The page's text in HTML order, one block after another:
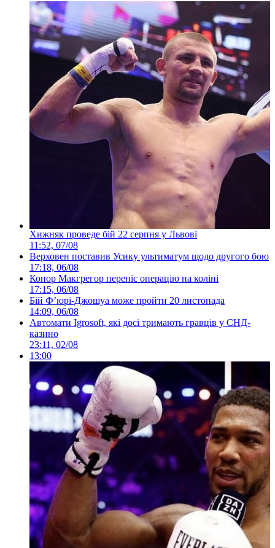
Хижняк проведе бій 22 серпня у Львові
11:52, 07/08
Верховен поставив Усику ультиматум щодо другого бою
17:18, 06/08
Конор Макгрегор переніс операцію на коліні
17:15, 06/08
Бій Ф’юрі-Джошуа може пройти 20 листопада
14:09, 06/08
Автомати Igrosoft, які досі тримають гравців у СНД-
казино
23:11, 02/08
13:00